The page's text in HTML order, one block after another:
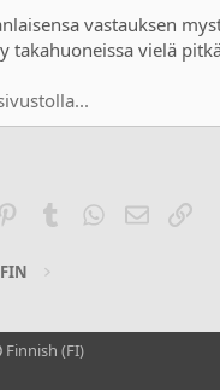
vastauksen
takahuoneissa vielä
PinterestTumblr WhatsApp
Finnish (FI)